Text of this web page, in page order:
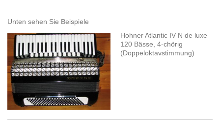
Unten sehen Sie Beispiele
Hohner Atlantic IV N de luxe
120 Bässe, 4-chörig
(Doppeloktavstimmung)